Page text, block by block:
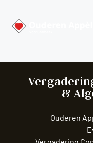
&
Ouderen